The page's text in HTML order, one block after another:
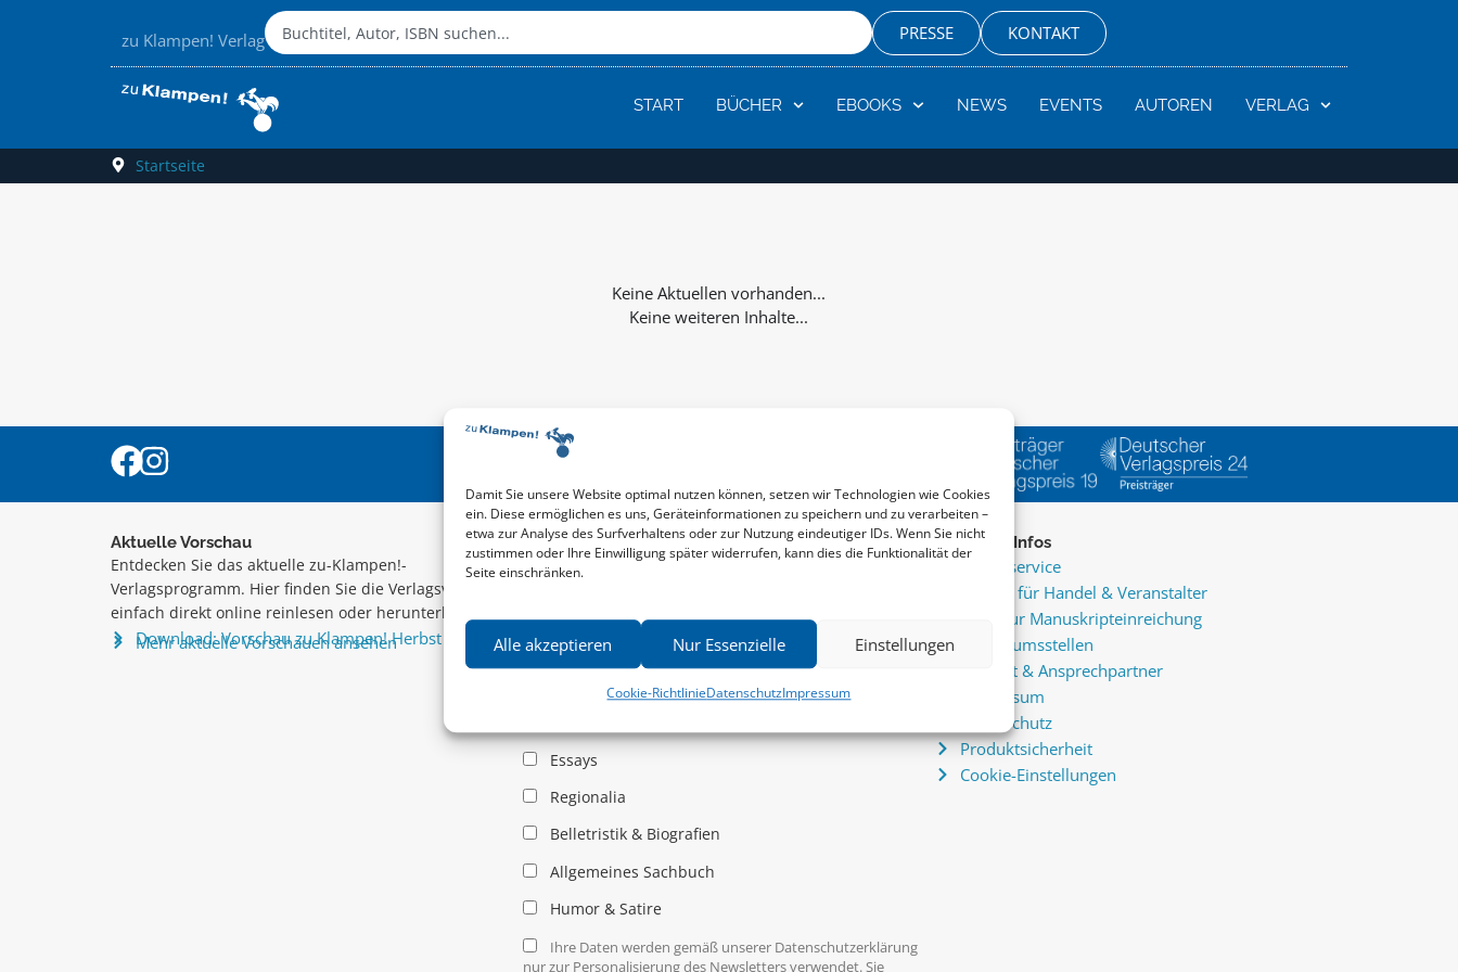
Damit Sie unsere Website optimal nutzen können, setzen wir Technologien wie Cookies
ein. Diese ermöglichen es uns, Geräteinformationen zu speichern und zu verarbeiten –
etwa zur Analyse des Surfverhaltens oder zur Nutzung eindeutiger IDs. Wenn Sie nicht
zustimmen oder Ihre Einwilligung später widerrufen, kann dies die Funktionalität der
Seite einschränken.
Alle akzeptieren Nur Essenzielle Einstellungen
Cookie-RichtlinieDatenschutzImpressum
zu Klampen! Verlag PRESSE KONTAKT
START BÜCHER EBOOKS NEWS EVENTS AUTOREN VERLAG
Startseite
Keine weiteren Inhalte...
Aktuelle Vorschau
Entdecken Sie das aktuelle zu-Klampen!-
Verlagsprogramm. Hier finden Sie die Verlagsvorschau –
einfach direkt online reinlesen oder herunterladen.
Download: Vorschau zu Klampen! Herbst 2026
Mehr aktuelle Vorschauen ansehen
Newsletter
News zu aktuellen Neuheiten und Nachrichten im zu
Allgemein
Essays
Regionalia
Belletristik & Biografien
Allgemeines Sachbuch
Humor & Satire
Ihre Daten werden gemäß unserer Datenschutzerklärung
nur zur Personalisierung des Newsletters verwendet. Sie
Service & Infos
Presseservice
Service für Handel & Veranstalter
Infos zur Manuskripteinreichung
Praktikumsstellen
Kontakt & Ansprechpartner
Impressum
Datenschutz
Produktsicherheit
Cookie-Einstellungen